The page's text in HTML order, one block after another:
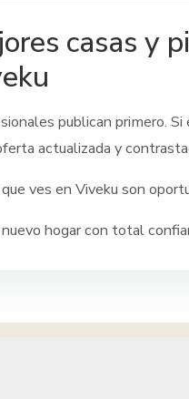
casas y
publican primero.
actualizada y
que ves en Viveku son
hogar con total